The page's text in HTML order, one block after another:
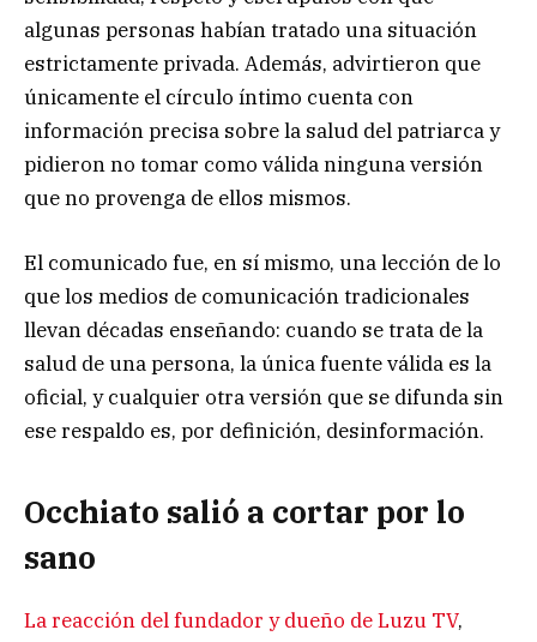
algunas personas habían tratado una situación
estrictamente privada. Además, advirtieron que
únicamente el círculo íntimo cuenta con
información precisa sobre la salud del patriarca y
pidieron no tomar como válida ninguna versión
que no provenga de ellos mismos.
El comunicado fue, en sí mismo, una lección de lo
que los medios de comunicación tradicionales
llevan décadas enseñando: cuando se trata de la
salud de una persona, la única fuente válida es la
oficial, y cualquier otra versión que se difunda sin
ese respaldo es, por definición, desinformación.
Occhiato salió a cortar por lo
sano
La reacción del fundador y dueño de Luzu TV,